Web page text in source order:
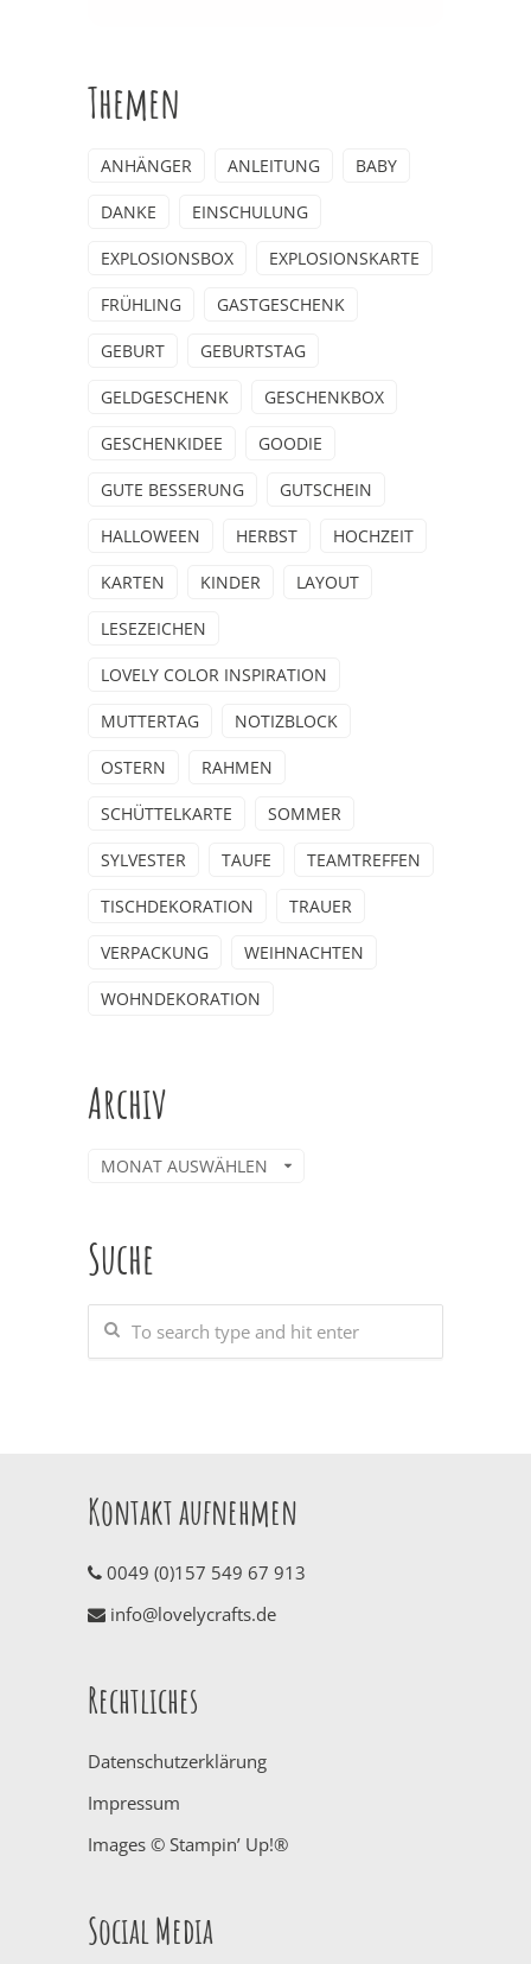
Themen
ANHÄNGER ANLEITUNG BABY
DANKE EINSCHULUNG
EXPLOSIONSBOX EXPLOSIONSKARTE
FRÜHLING GASTGESCHENK
GEBURT GEBURTSTAG
GELDGESCHENK GESCHENKBOX
GESCHENKIDEE GOODIE
GUTE BESSERUNG GUTSCHEIN
HALLOWEEN HERBST HOCHZEIT
KARTEN KINDER LAYOUT
LESEZEICHEN
LOVELY COLOR INSPIRATION
MUTTERTAG NOTIZBLOCK
OSTERN RAHMEN
SCHÜTTELKARTE SOMMER
SYLVESTER TAUFE TEAMTREFFEN
TISCHDEKORATION TRAUER
VERPACKUNG WEIHNACHTEN
WOHNDEKORATION
Archiv
Archiv
Suche
Kontakt aufnehmen
0049 (0)157 549 67 913
info@lovelycrafts.de
Rechtliches
Datenschutzerklärung
Impressum
Images © Stampin’ Up!®
Social Media